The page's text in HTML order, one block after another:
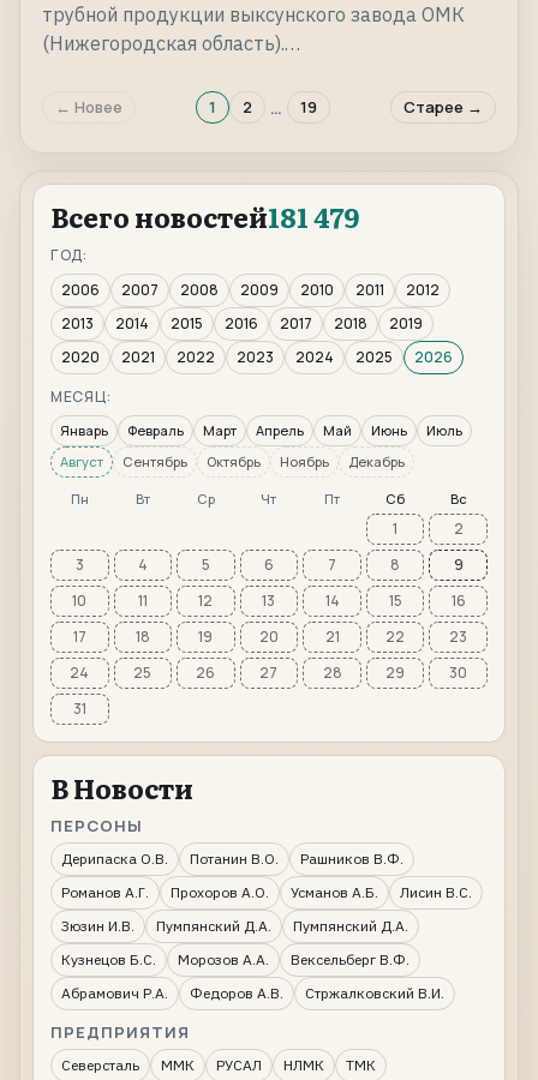
трубной продукции выксунского завода ОМК
(Нижегородская область).…
← Новее 1 2 … 19 Старее →
Всего новостей181 479
ГОД:
2006
2007 2008 2009 2010 2011
2012
2013
2014 2015 2016 2017 2018
2019
2020
2021 2022 2023 2024 2025
2026
МЕСЯЦ:
Январь Февраль Март Апрель Май Июнь
Июль
Август
Сентябрь Октябрь Ноябрь Декабрь
Пн Вт Ср Чт Пт Сб Вс
1
2
3
4 5 6 7 8
9
10
11 12 13 14 15
16
17
18 19 20 21 22
23
24
25 26 27 28 29
30
31
В Новости
ПЕРСОНЫ
Дерипаска О.В. Потанин В.О.
Рашников В.Ф.
Романов А.Г.
Прохоров А.О. Усманов А.Б.
Лисин В.С.
Зюзин И.В.
Пумпянский Д.А.
Пумпянский Д.А.
Кузнецов Б.С.
Морозов А.А.
Вексельберг В.Ф.
Абрамович Р.А.
Федоров А.В. Стржалковский В.И.
ПРЕДПРИЯТИЯ
Северсталь ММК РУСАЛ НЛМК
ТМК